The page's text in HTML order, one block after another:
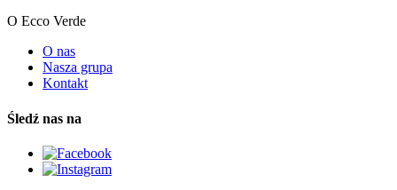
O Ecco Verde
O nas
Nasza grupa
Kontakt
Śledź nas na